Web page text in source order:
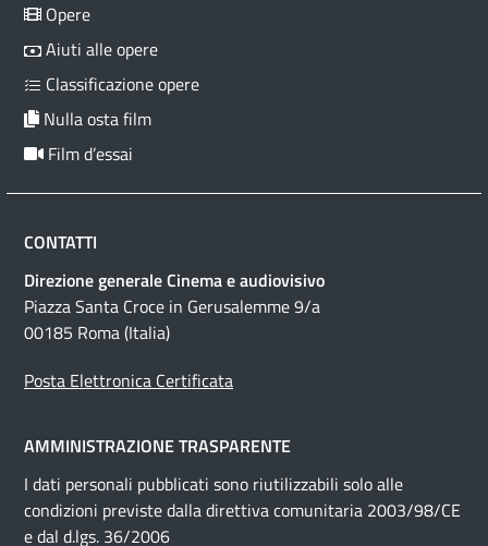
Opere
Aiuti alle opere
Classificazione opere
Nulla osta film
Film d’essai
CONTATTI
Direzione generale Cinema e audiovisivo
Piazza Santa Croce in Gerusalemme 9/a
00185 Roma (Italia)
Posta Elettronica Certificata
AMMINISTRAZIONE TRASPARENTE
I dati personali pubblicati sono riutilizzabili solo alle
condizioni previste dalla direttiva comunitaria 2003/98/CE
e dal d.lgs. 36/2006